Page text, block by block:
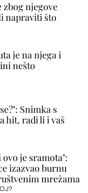
Snimka s
hit, radi li i vaš
je sramota":
izazvao burnu
mrežama
njegove
napraviti što
je na njega i
nešto